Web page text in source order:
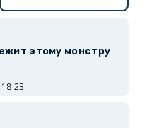
этому монстру